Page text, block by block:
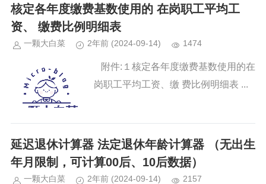
弹性延迟退休。弹性提前退休就是职工
只要达到了能够领取养老金的最低缴...
核定各年度缴费基数使用的 在岗职工平均工
资、 缴费比例明细表
一颗大白菜 2年前 (2024-09-14) 1474
附件:１核定各年度缴费基数使用的在
岗职工平均工资、缴 费比例明细表 ...
延迟退休计算器 法定退休年龄计算器 （无出生
年月限制，可计算00后、10后数据）
一颗大白菜 2年前 (2024-09-14) 2157